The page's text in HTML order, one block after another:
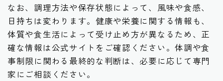
なお、調理方法や保存状態によって、風味や食感、
日持ちは変わります。健康や栄養に関する情報も、
体質や食生活によって受け止め方が異なるため、正
確な情報は公式サイトをご確認ください。体調や食
事制限に関わる最終的な判断は、必要に応じて専門
家にご相談ください。